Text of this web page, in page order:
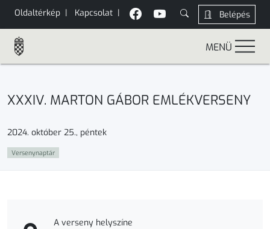
Oldaltérkép | Kapcsolat | Belépés
MENÜ
XXXIV. MARTON GÁBOR EMLÉKVERSENY
2024. október 25., péntek
Versenynaptár
A verseny helyszíne